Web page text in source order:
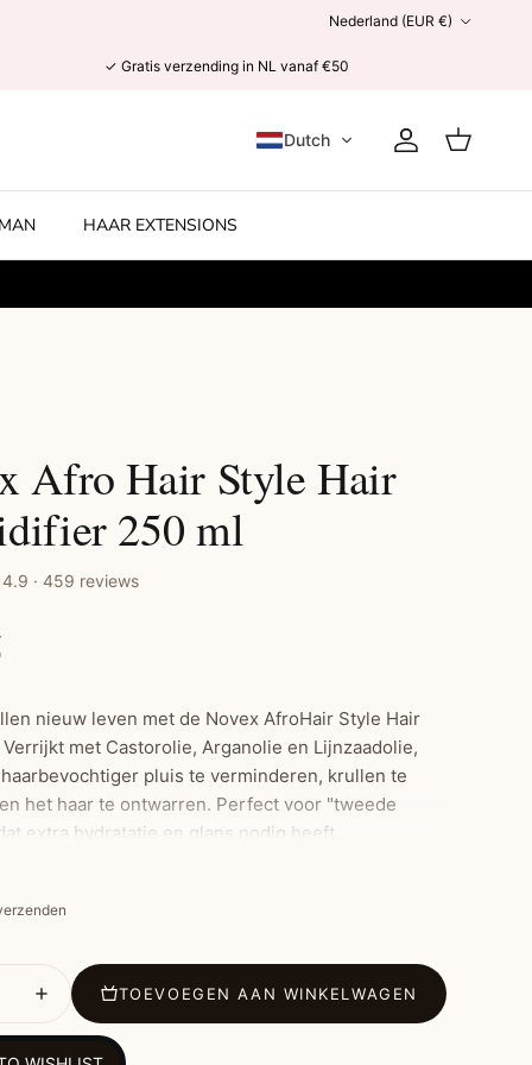
Nederland (EUR €)
✓ Gratis verzending in NL vanaf €50
Dutch AccountWinkelwagen
MAN HAAR EXTENSIONS
Afro Hair Style Hair
250 ml
4.9 · 459 reviews
nieuw leven met de Novex AfroHair Style Hair
met Castorolie, Arganolie en Lijnzaadolie,
pluis te verminderen, krullen te
het haar te ontwarren. Perfect voor "tweede
extra hydratatie en glans nodig heeft.
Kenmerken:
pluis en definieert krullen
verzacht het haar
en droog haar
TOEVOEGEN AAN WINKELWAGEN